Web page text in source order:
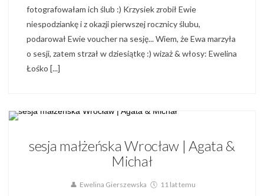
fotografowałam ich ślub :) Krzysiek zrobił Ewie
niespodziankę i z okazji pierwszej rocznicy ślubu,
podarował Ewie voucher na sesję... Wiem, że Ewa marzyła
o sesji, zatem strzał w dziesiątkę :) wizaż & włosy: Ewelina
Łośko [...]
sesja małżeńska Wrocław | Agata &
Michał
Ewelina Gierszewska 11 lat temu